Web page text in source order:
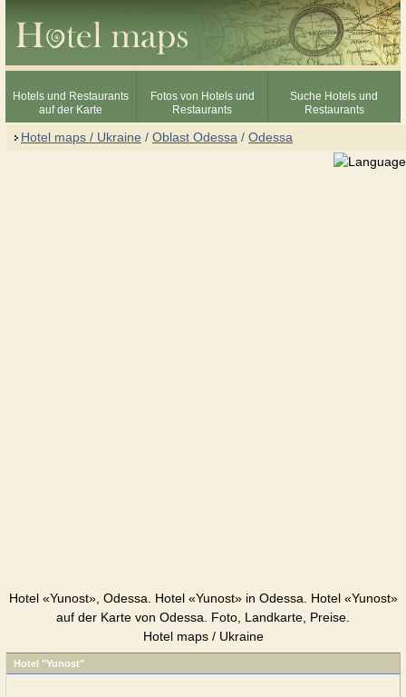
Hotels und Restaurants
auf der Karte
Fotos von Hotels und
Restaurants
Suche Hotels und
Restaurants
Hotel maps / Ukraine / Oblast Odessa / Odessa
Hotel «Yunost», Odessa. Hotel «Yunost» in Odessa. Hotel «Yunost»
auf der Karte von Odessa. Foto, Landkarte, Preise.
Hotel maps / Ukraine
Hotel "Yunost"